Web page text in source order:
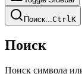
Поиск...CtrlK
Поиск
Поиск символа